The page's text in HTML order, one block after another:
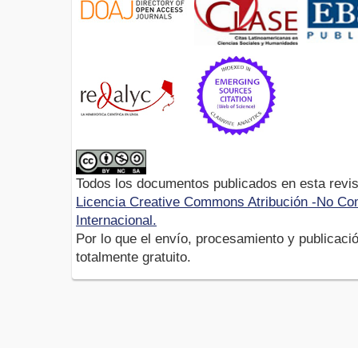
Todos los documentos publicados en esta
Licencia Creative Commons Atribución -No
Internacional.
Por lo que el envío, procesamiento y
totalmente gratuito.